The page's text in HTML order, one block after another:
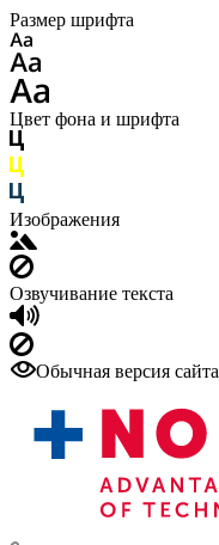
Размер шрифта
Цвет фона и шрифта
Изображения
Озвучивание текста
Обычная версия сайта